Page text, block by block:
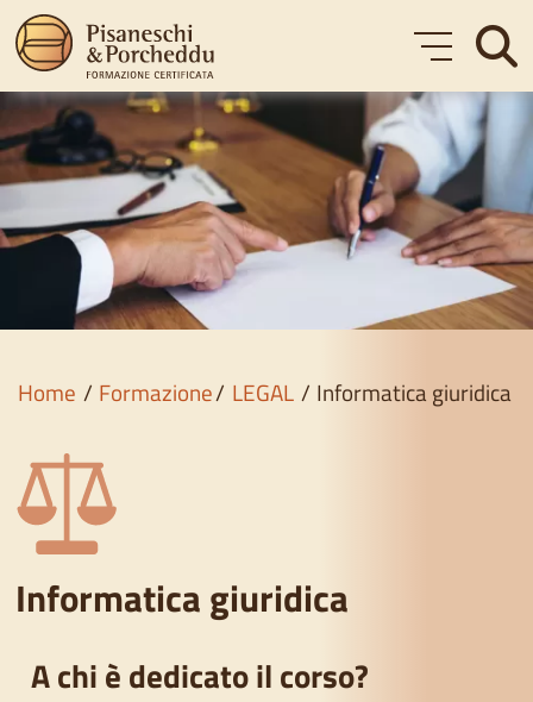
Formazione
Corsi gratuiti
Chi siamo
Contatti
Home Formazione LEGAL Informatica giuridica
Informatica giuridica
A chi è dedicato il corso?